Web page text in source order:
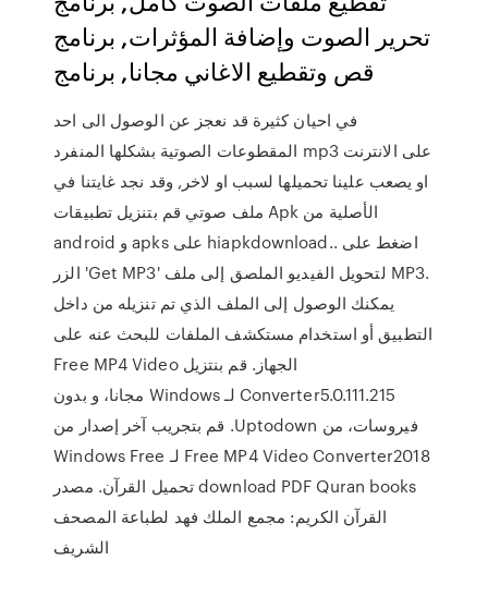
تحرير الصوت وإضافة المؤثرات, برنامج
قص وتقطيع الاغاني مجانا, برنامج
في احيان كثيرة قد نعجز عن الوصول الى احد
المقطوعات الصوتية بشكلها المنفرد mp3 على الانترنت
او يصعب علينا تحميلها لسبب او لاخر, وقد نجد غايتنا في
ملف صوتي قم بتنزيل تطبيقات Apk الأصلية من
android و apks على hiapkdownload.. اضغط على
الزر 'Get MP3' لتحويل الفيديو الملصق إلى ملف MP3.
يمكنك الوصول إلى الملف الذي تم تنزيله من داخل
التطبيق أو استخدام مستكشف الملفات للبحث عنه على
الجهاز. ‫قم بنتزيل Free MP4 Video
Converter5.0.111.215 لـ Windows مجانا، و بدون
فيروسات، من Uptodown. قم بتجريب آخر إصدار من
Free MP4 Video Converter2018 لـ Windows Free
download PDF Quran books تحميل القرآن. مصدر
القرآن الكريم: مجمع الملك فهد لطباعة المصحف
الشريف